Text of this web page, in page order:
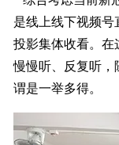
是线上线下视频号
投影集体收看。在
慢慢听、反复听，
谓是一举多得。